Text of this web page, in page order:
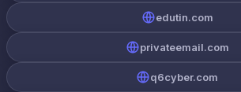
edutin.com
privateemail.com
q6cyber.com